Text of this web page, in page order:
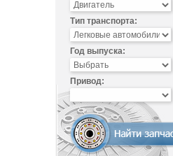
Тип транспорта:
Год выпуска:
Привод: